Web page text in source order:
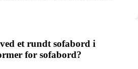
et rundt sofabord i
for sofabord?